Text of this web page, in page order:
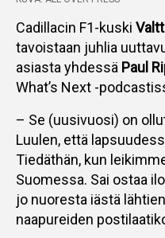
Cadillacin F1-kuski
tavoistaan juhlia
asiasta yhdessä Paul
What’s Next -
– Se (uusivuosi) on
Luulen, että
Tiedäthän, kun
Suomessa. Sai ostaa
jo nuoresta iästä
naapureiden